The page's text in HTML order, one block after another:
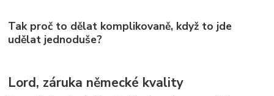
Tak proč to dělat komplikovaně, když to jde
udělat jednoduše?
Lord, záruka německé kvality